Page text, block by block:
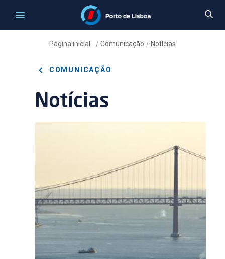
Página inicial / Comunicação / Notícias
COMUNICAÇÃO
Notícias